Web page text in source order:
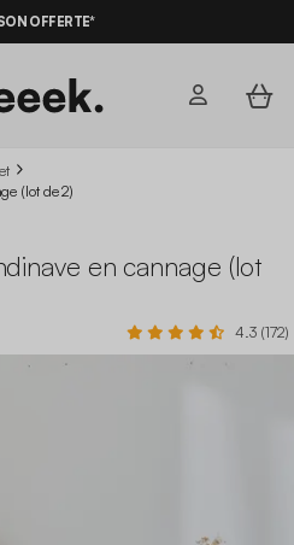
AVEC LECODE SUMMER10
OFFERTE*
(lot de 2)
en cannage (lot
4.3 (172)